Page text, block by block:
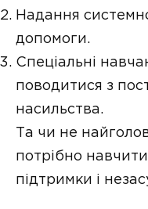
Надання
допомоги.
Спеціальні
поводитися з
насильства.
Та чи не
потрібно
підтримки і